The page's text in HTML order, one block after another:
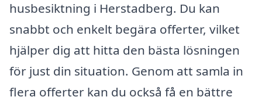
husbesiktning i Herstadberg. Du kan
snabbt och enkelt begära offerter, vilket
hjälper dig att hitta den bästa lösningen
för just din situation. Genom att samla in
flera offerter kan du också få en bättre